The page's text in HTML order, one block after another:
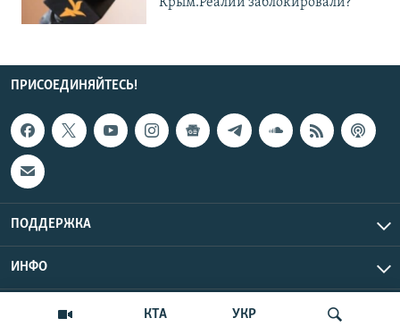
КТА УКР
Крым.Реалии заблокировали?
ПРИСОЕДИНЯЙТЕСЬ!
ПОДДЕРЖКА
ИНФО
Copyright Крым.Реалии, 2026 | Все права защищены.
UTC+3